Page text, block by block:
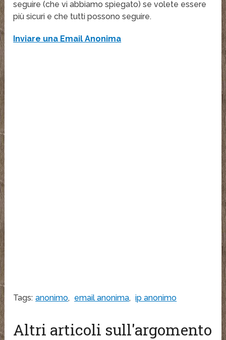
seguire (che vi abbiamo spiegato) se volete essere
più sicuri e che tutti possono seguire.
Inviare una Email Anonima
Tags: anonimo, email anonima, ip anonimo
Altri articoli sull'argomento